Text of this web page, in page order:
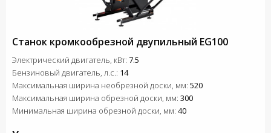
Станок кромкообрезной двупильный EG100
Электрический двигатель, кВт: 7.5
Бензиновый двигатель, л.с.: 14
Максимальная ширина необрезной доски, мм: 520
Максимальная ширина обрезной доски, мм: 300
Минимальная ширина обрезной доски, мм: 40